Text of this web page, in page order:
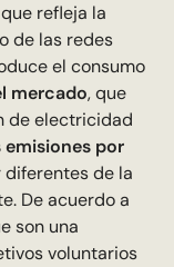
refleja la
de las redes
el consumo
mercado, que
de electricidad
por
de la
De acuerdo a
son una
voluntarios